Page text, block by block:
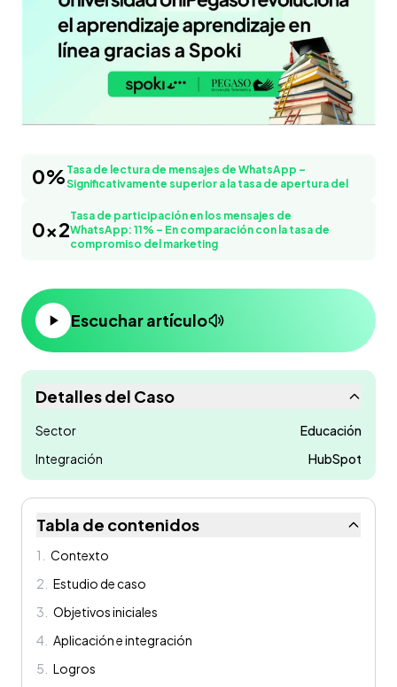
Tasa de lectura de mensajes de WhatsApp –
73%
0% Tasa de lectura de mensajes de WhatsApp –
Significativamente superior a la tasa de apertura del
0x2
Tasa de participación en los mensajes de
WhatsApp: 11% – En comparación con la tasa de
compromiso del marketing
Escuchar artículo
Detalles del Caso
Sector
Educación
Integración
HubSpot
Tabla de contenidos
1
Contexto
2
Estudio de caso
3
Objetivos iniciales
4
Aplicación e integración
5
Logros